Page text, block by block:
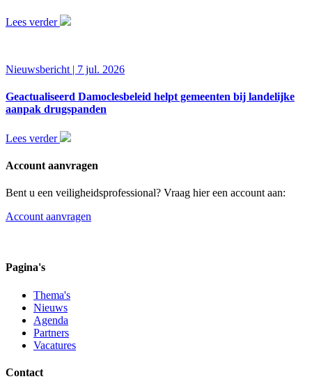
Lees verder
Nieuwsbericht | 7 jul. 2026
Geactualiseerd Damoclesbeleid helpt gemeenten bij landelijke
aanpak drugspanden
Lees verder
Account aanvragen
Bent u een veiligheidsprofessional? Vraag hier een account aan:
Account aanvragen
Pagina's
Thema's
Nieuws
Agenda
Partners
Vacatures
Contact